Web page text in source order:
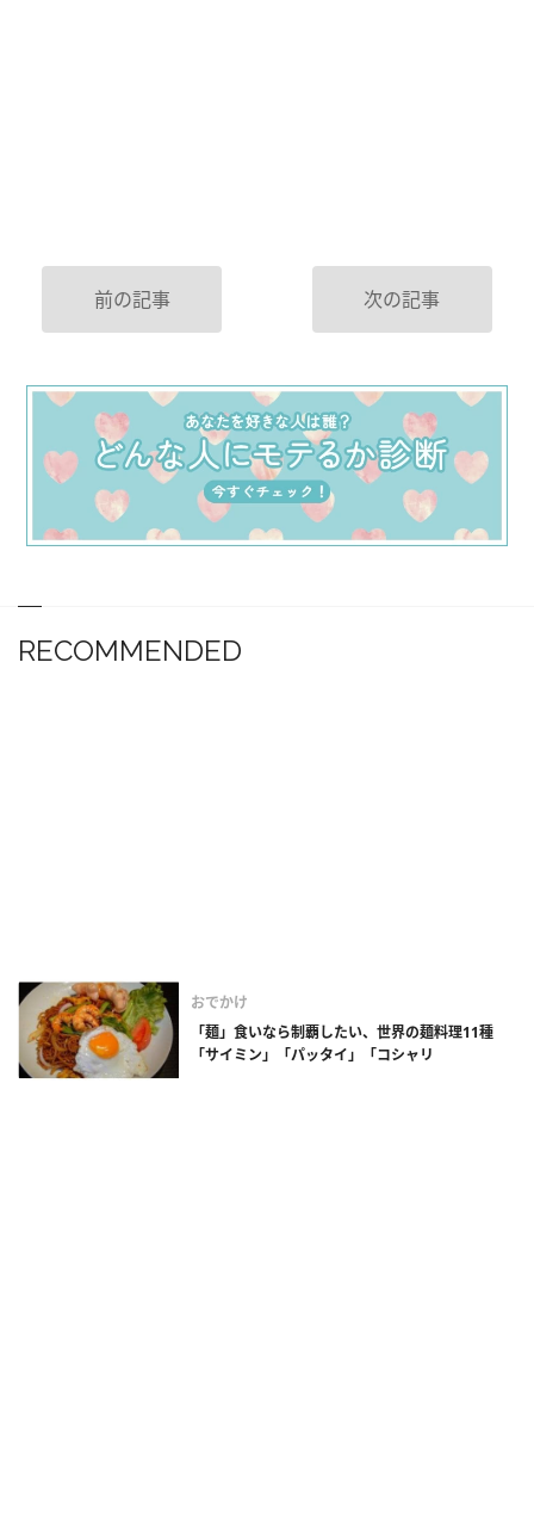
前の記事 次の記事
RECOMMENDED
おでかけ
「麺」食いなら制覇したい、世界の麺料理11種
「サイミン」「パッタイ」「コシャリ